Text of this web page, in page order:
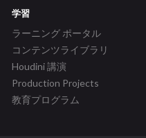
学習
ラーニング ポータル
コンテンツライブラリ
Houdini 講演
Production Projects
教育プログラム